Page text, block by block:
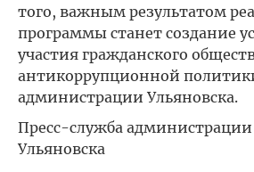
того, важным результатом
программы станет создание
участия гражданского
антикоррупционной
администрации Ульяновска.
Пресс-служба администрации
Ульяновска